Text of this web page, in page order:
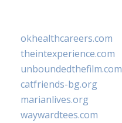
okhealthcareers.com
theintexperience.com
unboundedthefilm.com
catfriends-bg.org
marianlives.org
waywardtees.com